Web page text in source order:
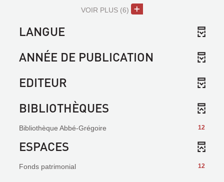
VOIR PLUS (6)
LANGUE
ANNÉE DE PUBLICATION
EDITEUR
BIBLIOTHÈQUES
12
Bibliothèque Abbé-Grégoire
ESPACES
12
Fonds patrimonial